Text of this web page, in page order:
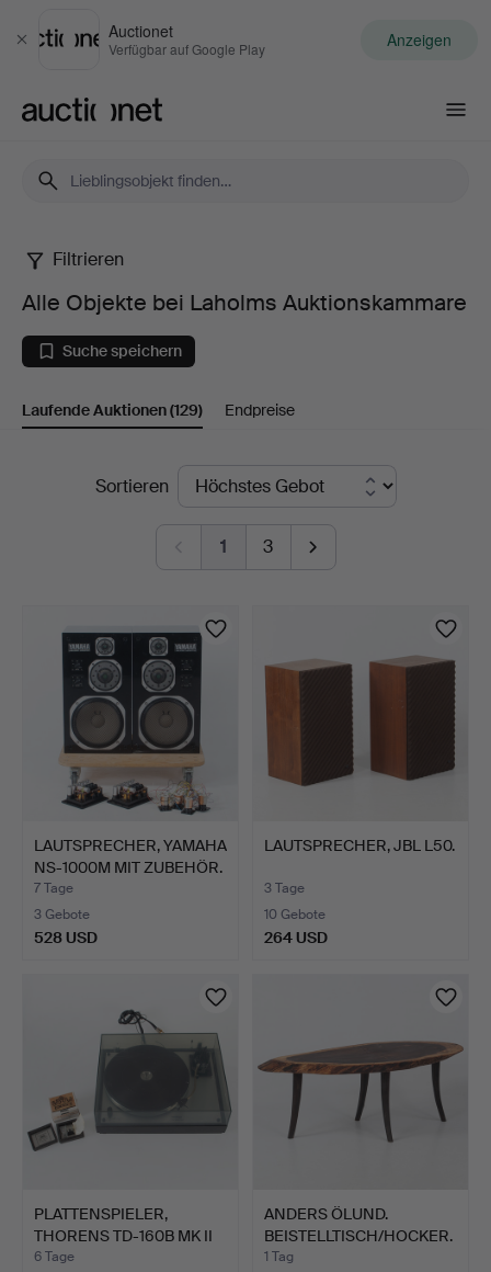
Schließen
Auctionet
Verfügbar auf Google Play Anzeigen
Alle
Objekte
bei
Laholms
Auktionskammare
Filtrieren
Alle Objekte bei Laholms Auktionskammare
Suche speichern
Laufende Auktionen(129) Endpreise
LaufendeSortieren
1 3
LAUTSPRECHER, YAMAHA
NS-1000M MIT ZUBEHÖR.
7 Tage
3 Gebote
528 USD
LAUTSPRECHER, JBL L50.
3 Tage
10 Gebote
264 USD
PLATTENSPIELER,
THORENS TD-160B MK II
mit …
6 Tage
ANDERS ÖLUND.
BEISTELLTISCH/HOCKER.
Geräuc…
1 Tag